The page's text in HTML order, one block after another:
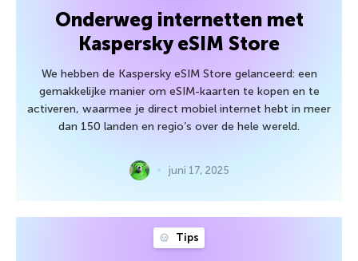
Onderweg internetten met
Kaspersky eSIM Store
We hebben de Kaspersky eSIM Store gelanceerd: een
gemakkelijke manier om eSIM-kaarten te kopen en te
activeren, waarmee je direct mobiel internet hebt in meer
dan 150 landen en regio’s over de hele wereld.
juni 17, 2025
Tips